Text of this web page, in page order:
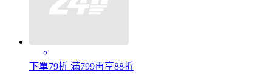
下單79折 滿799再享88折